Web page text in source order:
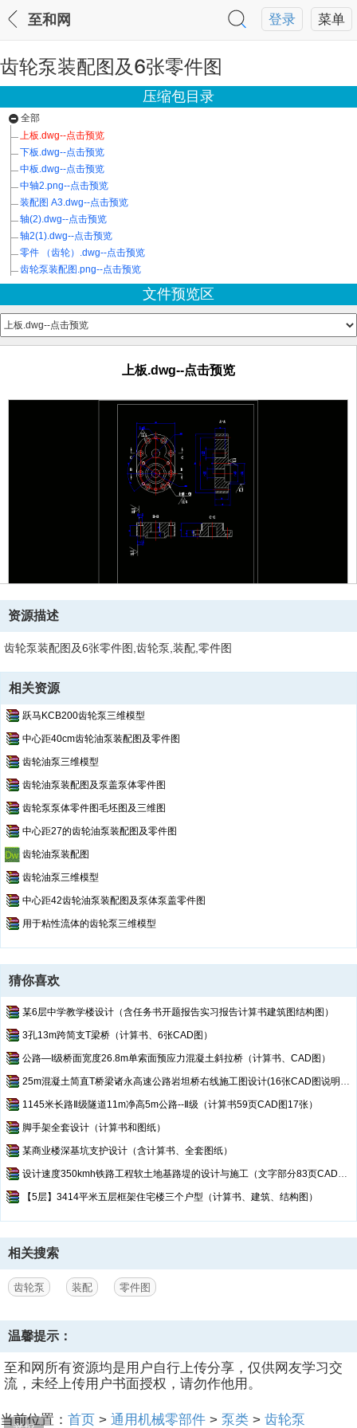
菜单
登录
至和网
齿轮泵装配图及6张零件图
压缩包目录
全部
上板.dwg--点击预览
下板.dwg--点击预览
中板.dwg--点击预览
中轴2.png--点击预览
装配图 A3.dwg--点击预览
轴(2).dwg--点击预览
轴2(1).dwg--点击预览
零件 （齿轮）.dwg--点击预览
齿轮泵装配图.png--点击预览
文件预览区
上板.dwg--点击预览
资源描述
齿轮泵装配图及6张零件图,齿轮泵,装配,零件图
相关资源
跃马KCB200齿轮泵三维模型
中心距40cm齿轮油泵装配图及零件图
齿轮油泵三维模型
齿轮油泵装配图及泵盖泵体零件图
齿轮泵泵体零件图毛坯图及三维图
中心距27的齿轮油泵装配图及零件图
齿轮油泵装配图
齿轮油泵三维模型
中心距42齿轮油泵装配图及泵体泵盖零件图
用于粘性流体的齿轮泵三维模型
猜你喜欢
某6层中学教学楼设计（含任务书开题报告实习报告计算书建筑图结构图）
3孔13m跨简支T梁桥（计算书、6张CAD图）
公路—I级桥面宽度26.8m单索面预应力混凝土斜拉桥（计算书、CAD图）
25m混凝土简直T桥梁诸永高速公路岩坦桥右线施工图设计(16张CAD图说明书）
1145米长路Ⅱ级隧道11m净高5m公路--Ⅱ级（计算书59页CAD图17张）
脚手架全套设计（计算书和图纸）
某商业楼深基坑支护设计（含计算书、全套图纸）
设计速度350kmh铁路工程软土地基路堤的设计与施工（文字部分83页CAD图3张）
【5层】3414平米五层框架住宅楼三个户型（计算书、建筑、结构图）
相关搜索
齿轮泵 装配 零件图
温馨提示：
至和网所有资源均是用户自行上传分享，仅供网友学习交
流，未经上传用户书面授权，请勿作他用。
当前位置： 首页 > 通用机械零部件 > 泵类 > 齿轮泵